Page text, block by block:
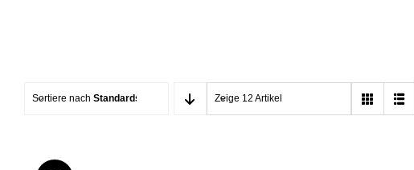
Sortiere nach Standardsortierung Zeige 12 Artikel